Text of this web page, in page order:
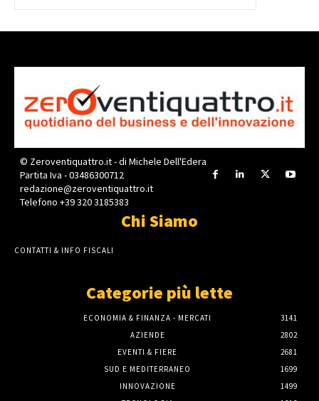
© Zeroventiquattro.it - di Michele Dell'Edera
Partita Iva - 03486300712
redazione@zeroventiquattro.it
Telefono +39 320 3185383
Chi Siamo
CONTATTI & INFO FISCALI
Categorie più lette
ECONOMIA & FINANZA - MERCATI
3141
AZIENDE
2802
EVENTI & FIERE
2681
SUD E MEDITERRANEO
1699
INNOVAZIONE
1499